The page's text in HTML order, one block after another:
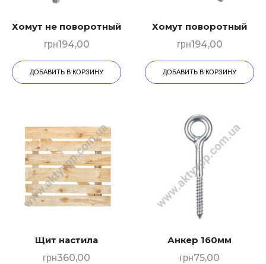
Хомут не поворотный
грн194,00
ДОБАВИТЬ В КОРЗИНУ
Хомут поворотный
грн194,00
ДОБАВИТЬ В КОРЗИНУ
Щит настила
грн360,00
Анкер 160мм
грн75,00